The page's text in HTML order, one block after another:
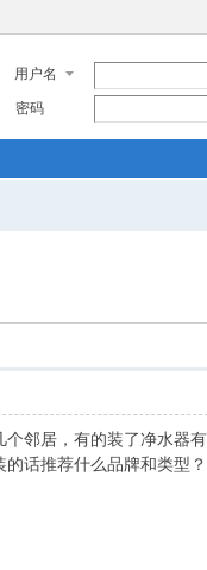
用户名
密码
邻居，有的装了净水器
话推荐什么品牌和类型？